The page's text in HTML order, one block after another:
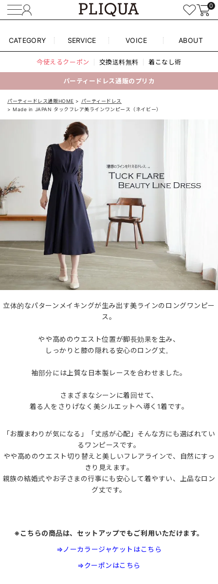
0
CATEGORY SERVICE VOICE ABOUT
今使えるクーポン 交換送料無料 着こなし術
パーティードレス通販のプリカ
パーティードレス通販HOME
パーティードレス
Made in JAPAN タックフレア美ラインワンピース（ネイビー）
立体的なパターンメイキングが生み出す美ラインのロングワンピー
ス。
やや高めのウエスト位置が脚長効果を生み、
しっかりと膝の隠れる安心のロング丈。
袖部分には上質な日本製レースを合わせました。
さまざまなシーンに着回せて、
着る人をさりげなく美シルエットへ導く1着です。
「お腹まわりが気になる」「丈感が心配」そんな方にも選ばれてい
るワンピースです。
やや高めのウエスト切り替えと美しいフレアラインで、自然にすっ
きり見えます。
親族の結婚式やお子さまの行事にも安心して着やすい、上品なロン
グ丈です。
※こちらの商品は、セットアップでもご利用いただけます。
⇒ノーカラージャケットはこちら
⇒クーポンはこちら